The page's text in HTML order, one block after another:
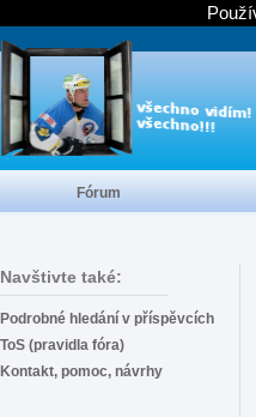
Navštivte také:
Podrobné hledání v příspěvcích
ToS (pravidla fóra)
Kontakt, pomoc, návrhy
Fórum